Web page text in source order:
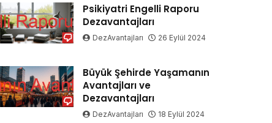
Psikiyatri Engelli Raporu
Dezavantajları
DezAvantajları 26 Eylül 2024
Büyük Şehirde Yaşamanın
Avantajları ve
Dezavantajları
DezAvantajları 18 Eylül 2024